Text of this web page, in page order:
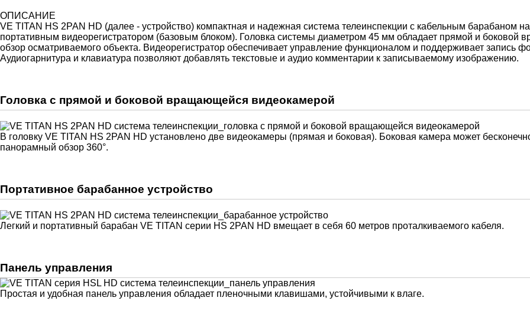
ОПИСАНИЕ
VE TITAN HS 2PAN HD (далее - устройство) компактная и надежная система телеинспекции с кабельным барабаном
портативным видеорегистратором (базовым блоком). Головка системы диаметром 45 мм обладает прямой и
обзор осматриваемого объекта. Видеорегистратор обеспечивает управление функционалом и поддерживает запись
Аудиогарнитура и клавиатура позволяют добавлять текстовые и аудио комментарии к записываемому изображению.
Головка с прямой и боковой вращающейся видеокамерой
В головку VE TITAN HS 2PAN HD установлено две видеокамеры (прямая и боковая). Боковая камера может
панорамный обзор 360°.
Портативное барабанное устройство
Легкий и портативный барабан VE TITAN серии HS 2PAN HD вмещает в себя 60 метров проталкиваемого кабеля.
Панель управления
Простая и удобная панель управления обладает пленочными клавишами, устойчивыми к влаге.